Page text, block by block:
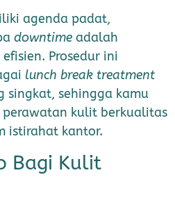
agenda padat,
downtime adalah
Prosedur ini
lunch break treatment
singkat, sehingga kamu
perawatan kulit berkualitas
istirahat kantor.
Bagi Kulit